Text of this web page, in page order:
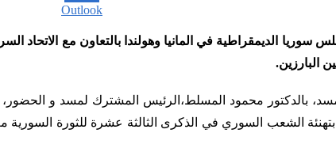
Outlook
الديمقراطية في المانيا وهولندا بالتعاون مع الاتحاد
البارزين.
بالدكتور محمود المسلط،الرئيس المشترك لمسد و
الشعب السوري في الذكرى الثالثة عشرة للثورة السورية